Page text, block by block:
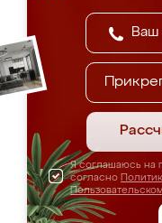
Я соглашаюсь на
согласно